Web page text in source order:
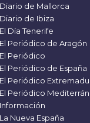
Diario de Mallorca
Diario de Ibiza
El Día Tenerife
El Periódico de Aragón
El Periódico
El Periódico de España
El Periódico
El Periódico
Información
La Nueva España